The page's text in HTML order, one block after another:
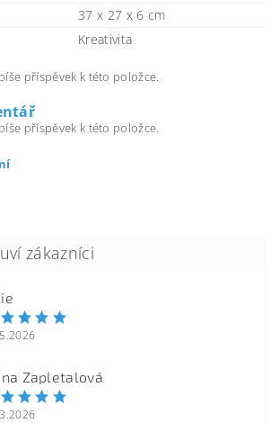
37 x 27 x 6 cm
Kreativita
příspěvek k této položce.
příspěvek k této položce.
Zapletalová